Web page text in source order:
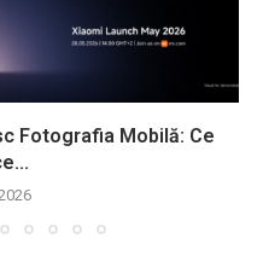
Fotografia Mobilă: Ce